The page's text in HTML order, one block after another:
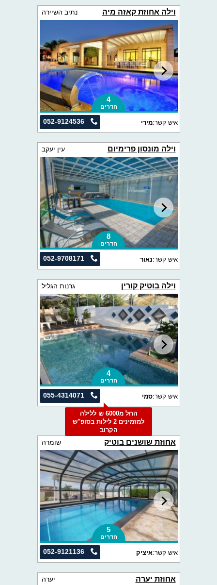
וילה אחוזת קאזה מיה נתיב השיירה
4
חדרים
052-9124536 איש קשר:מירי
וילה מונסון פרימיום עין יעקב
8
חדרים
052-9708171 איש קשר:נאור
וילה בוטיק קורין גרנות הגליל
4
חדרים
055-4314071 איש קשר:סמי
החל מ6000 ₪ ללילה
למזמינים 2 לילות בסופ"ש
הקרוב
אחוזת שושנים בוטיק שומרה
5
חדרים
052-9121136 איש קשר:איציק
אחוזת יערה יערה